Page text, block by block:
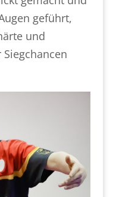
geführt,
und